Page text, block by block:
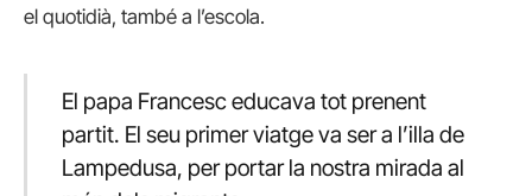
el quotidià, també a l’escola.
El papa Francesc educava tot prenent
partit. El seu primer viatge va ser a l’illa de
Lampedusa, per portar la nostra mirada al